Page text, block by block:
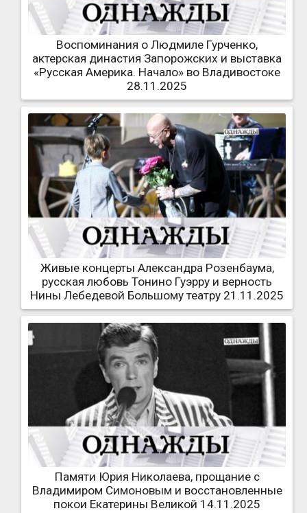
Воспоминания о Людмиле Гурченко,
актерская династия Запорожских и выставка
«Русская Америка. Начало» во Владивостоке
28.11.2025
Живые концерты Александра Розенбаума,
русская любовь Тонино Гуэрру и верность
Нины Лебедевой Большому театру 21.11.2025
Памяти Юрия Николаева, прощание с
Владимиром Симоновым и восстановленные
покои Екатерины Великой 14.11.2025